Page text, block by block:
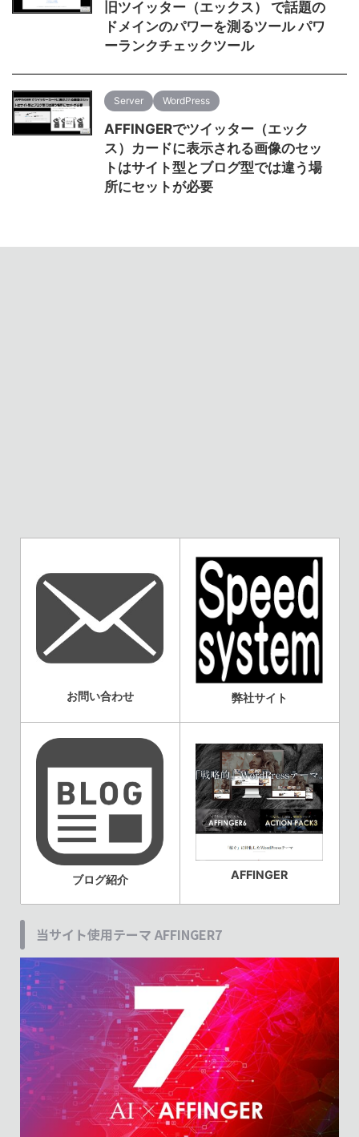
旧ツイッター（エックス） で話題の
ドメインのパワーを測るツール パワ
ーランクチェックツール
Server WordPress
AFFINGERでツイッター（エック
ス）カードに表示される画像のセッ
トはサイト型とブログ型では違う場
所にセットが必要
お問い合わせ 弊社サイト
ブログ紹介 AFFINGER
当サイト使用テーマ AFFINGER7